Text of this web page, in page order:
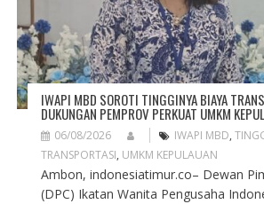
IWAPI MBD SOROTI TINGGINYA BIAYA
DUKUNGAN PEMPROV PERKUAT UMKM
06/08/2026 IWAPI MBD,
TRANSPORTASI, UMKM KEPULAUAN
Ambon, indonesiatimur.co– Dewan
(DPC) Ikatan Wanita Pengusaha